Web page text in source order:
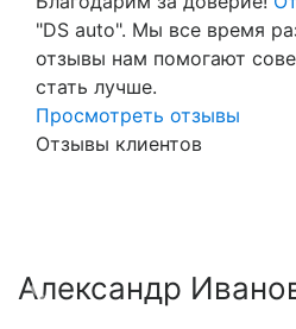
"DS auto". Мы все время
отзывы нам помогают
стать лучше.
Просмотреть отзывы
Отзывы клиентов
Александр
Previous